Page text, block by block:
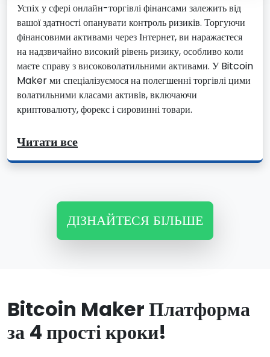
Успіх у сфері онлайн-торгівлі фінансами залежить від
вашої здатності опанувати контроль ризиків. Торгуючи
фінансовими активами через Інтернет, ви наражаєтеся
на надзвичайно високий рівень ризику, особливо коли
маєте справу з високоволатильними активами. У Bitcoin
Maker ми спеціалізуємося на полегшенні торгівлі цими
волатильними класами активів, включаючи
криптовалюту, форекс і сировинні товари.
Читати все
ДІЗНАЙТЕСЯ БІЛЬШЕ
Bitcoin Maker Платформа
за 4 прості кроки!